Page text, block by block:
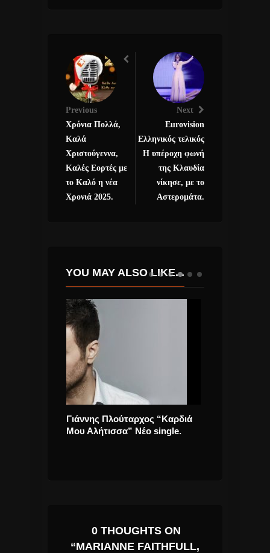
Previous
Χρόνια Πολλά,
Καλά
Χριστούγεννα,
Καλές Εορτές με
το Καλό η νέα
Χρονιά 2025.
Next
Eurovision
Ελληνικός τελικός
Η υπέροχη φωνή
της Κλαυδία
νίκησε, με το
Αστερομάτα.
YOU MAY ALSO LIKE...
Γιάννης Πλούταρχος “Καρδιά
Μου Αλήτισσα” Νέο single.
0 THOUGHTS ON
“MARIANNE FAITHFULL,